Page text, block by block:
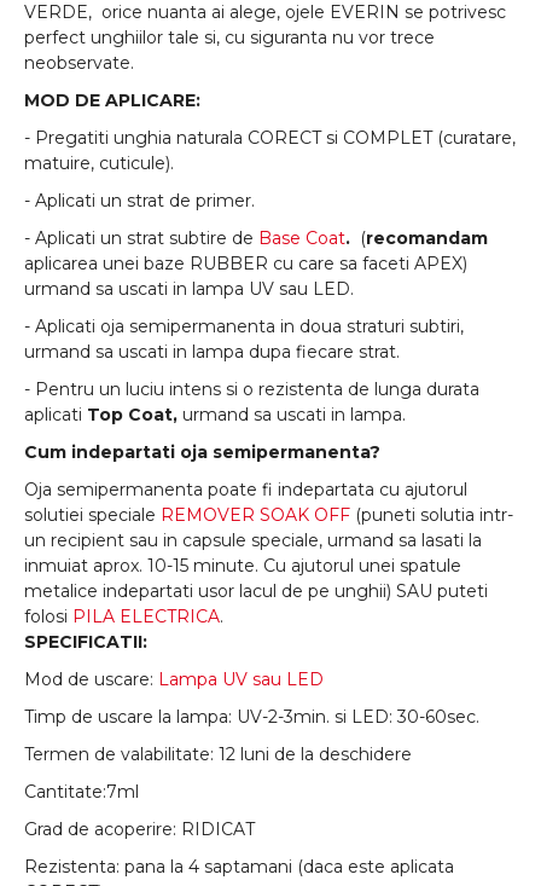
VERDE, orice nuanta ai alege, ojele EVERIN se potrivesc
perfect unghiilor tale si, cu siguranta nu vor trece
neobservate.
MOD DE APLICARE:
- Pregatiti unghia naturala CORECT si COMPLET (curatare,
matuire, cuticule).
- Aplicati un strat de primer.
- Aplicati un strat subtire de Base Coat. (recomandam
aplicarea unei baze RUBBER cu care sa faceti APEX)
urmand sa uscati in lampa UV sau LED.
- Aplicati oja semipermanenta in doua straturi subtiri,
urmand sa uscati in lampa dupa fiecare strat.
- Pentru un luciu intens si o rezistenta de lunga durata
aplicati Top Coat, urmand sa uscati in lampa.
Cum indepartati oja semipermanenta?
Oja semipermanenta poate fi indepartata cu ajutorul
solutiei speciale REMOVER SOAK OFF (puneti solutia intr-
un recipient sau in capsule speciale, urmand sa lasati la
inmuiat aprox. 10-15 minute. Cu ajutorul unei spatule
metalice indepartati usor lacul de pe unghii) SAU puteti
folosi PILA ELECTRICA.
SPECIFICATII:
Mod de uscare: Lampa UV sau LED
Timp de uscare la lampa: UV-2-3min. si LED: 30-60sec.
Termen de valabilitate: 12 luni de la deschidere
Cantitate:7ml
Grad de acoperire: RIDICAT
Rezistenta: pana la 4 saptamani (daca este aplicata